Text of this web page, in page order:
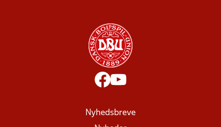
Nyhedsbreve